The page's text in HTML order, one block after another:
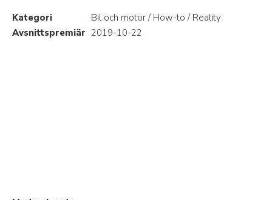
Kategori
Bil och motor / How-to / Reality
Avsnittspremiär 2019-10-22